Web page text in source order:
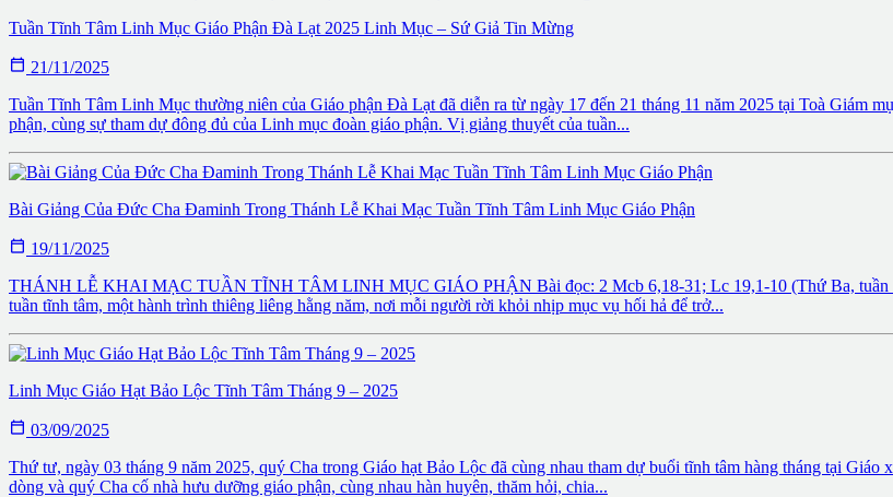
Tuần Tĩnh Tâm Linh Mục Giáo Phận Đà Lạt 2025 Linh Mục – Sứ Giả Tin Mừng
 21/11/2025
Tuần Tĩnh Tâm Linh Mục thường niên của Giáo phận Đà Lạt đã diễn ra từ ngày 17 đến 21 tháng 11 năm 2025 tại Toà Giám
phận, cùng sự tham dự đông đủ của Linh mục đoàn giáo phận. Vị giảng thuyết của tuần...
Bài Giảng Của Đức Cha Đaminh Trong Thánh Lễ Khai Mạc Tuần Tĩnh Tâm Linh Mục Giáo Phận
 19/11/2025
THÁNH LỄ KHAI MẠC TUẦN TĨNH TÂM LINH MỤC GIÁO PHẬN Bài đọc: 2 Mcb 6,18-31; Lc 19,1-10 (Thứ Ba, tuần
tuần tĩnh tâm, một hành trình thiêng liêng hằng năm, nơi mỗi người rời khỏi nhịp mục vụ hối hả để trở...
Linh Mục Giáo Hạt Bảo Lộc Tĩnh Tâm Tháng 9 – 2025
 03/09/2025
Thứ tư, ngày 03 tháng 9 năm 2025, quý Cha trong Giáo hạt Bảo Lộc đã cùng nhau tham dự buổi tĩnh tâm hàng tháng tại
dòng và quý Cha cố nhà hưu dưỡng giáo phận, cùng nhau hàn huyên, thăm hỏi, chia...